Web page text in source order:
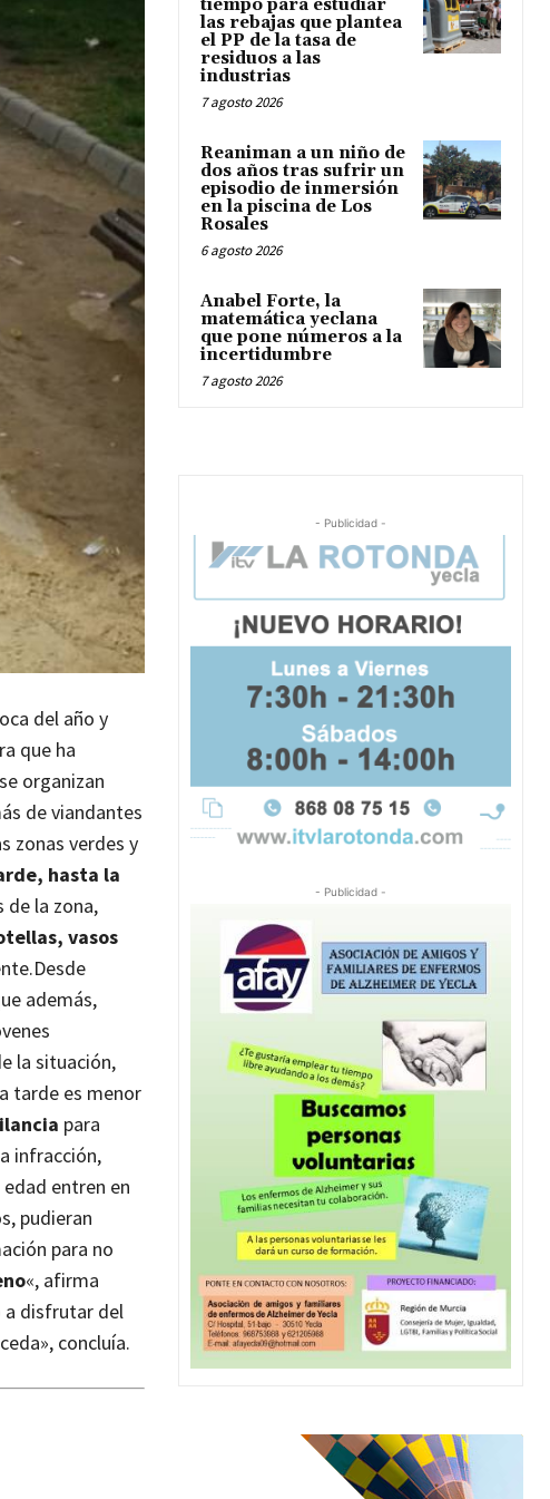
del año y
que ha
organizan
de viandantes
zonas verdes y
hasta la
de la zona,
vasos
Desde
además,
la situación,
tarde es menor
para
infracción,
entren en
pudieran
para no
«, afirma
a disfrutar del
concluía.
tiempo para estudiar
las rebajas que plantea
el PP de la tasa de
residuos a las
industrias
7 agosto 2026
Reaniman a un niño de
dos años tras sufrir un
episodio de inmersión
en la piscina de Los
Rosales
6 agosto 2026
Anabel Forte, la
matemática yeclana
que pone números a la
incertidumbre
7 agosto 2026
- Publicidad -
- Publicidad -